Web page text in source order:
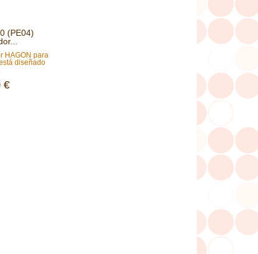
(PE04)
HAGON para
diseñado
€